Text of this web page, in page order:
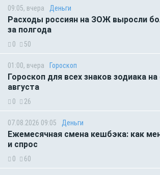
09:05, вчера Деньги
Расходы россиян на ЗОЖ выросли
за полгода
0 50
01:00, вчера Гороскоп
Гороскоп для всех знаков зодиака
августа
0 26
07.08.2026 09:05 Деньги
Ежемесячная смена кешбэка: как
и спрос
0 60